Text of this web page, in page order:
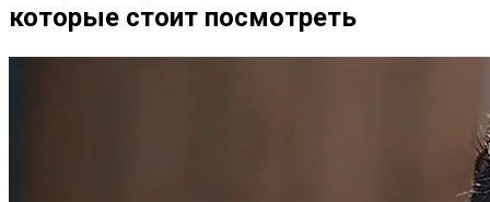
которые стоит посмотреть